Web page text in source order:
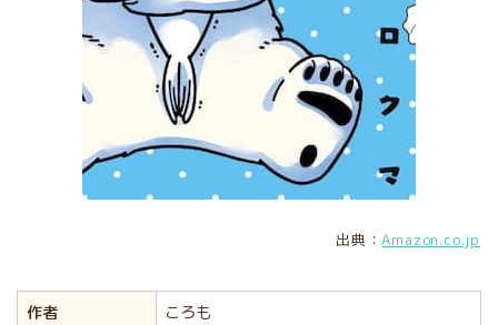
出典：Amazon.co.jp
作者
ころも